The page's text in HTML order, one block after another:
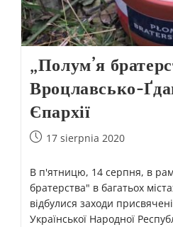
„Полум’я
Вроцлавсько-
Єпархії
17 sierpnia 2020
В п'ятницю, 14 серпня, в
братерства" в багатьох
відбулися заходи
Української Народної